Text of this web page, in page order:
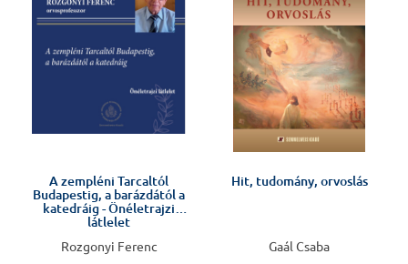
A zempléni Tarcaltól
Budapestig, a barázdától a
katedráig - Önéletrajzi
látlelet
Rozgonyi Ferenc
Hit, tudomány, orvoslás
Gaál Csaba